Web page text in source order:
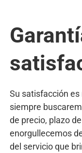
Su satisfacción
siempre
de precio, plazo
enorgullecemos
del servicio que